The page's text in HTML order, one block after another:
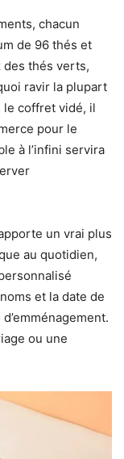
chacun
de 96 thés et
thés verts,
ravir la plupart
le coffret vidé, il
pour le
à l’infini servira
un vrai plus
au quotidien,
et la date de
ou une